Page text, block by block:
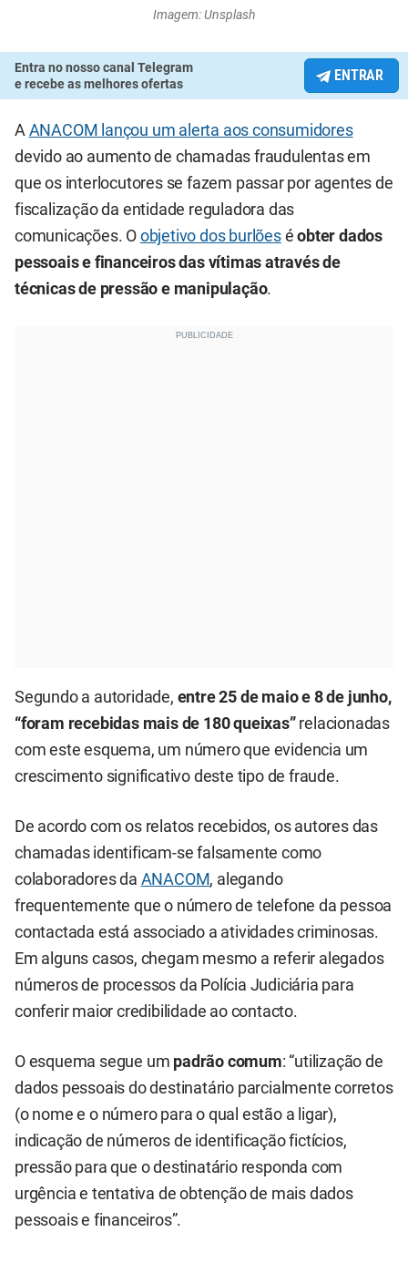
Imagem: Unsplash
Entra no nosso canal Telegram
e recebe as melhores ofertas
ENTRAR
A ANACOM lançou um alerta aos consumidores
devido ao aumento de chamadas fraudulentas em
que os interlocutores se fazem passar por agentes de
fiscalização da entidade reguladora das
comunicações. O objetivo dos burlõeséobter dados
pessoais e financeiros das vítimas através de
técnicas de pressão e manipulação.
Segundo a autoridade, entre 25 de maio e 8 de junho,
“foram recebidas mais de 180 queixas”relacionadas
com este esquema, um número que evidencia um
crescimento significativo deste tipo de fraude.
De acordo com os relatos recebidos, os autores das
chamadas identificam-se falsamente como
colaboradores da ANACOM, alegando
frequentemente que o número de telefone da pessoa
contactada está associado a atividades criminosas.
Em alguns casos, chegam mesmo a referir alegados
números de processos da Polícia Judiciária para
conferir maior credibilidade ao contacto.
O esquema segue um padrão comum: “utilização de
dados pessoais do destinatário parcialmente corretos
(o nome e o número para o qual estão a ligar),
indicação de números de identificação fictícios,
pressão para que o destinatário responda com
urgência e tentativa de obtenção de mais dados
pessoais e financeiros”.